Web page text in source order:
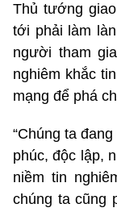
Thủ tướng
tới phải làm
người tham
nghiêm khắc
mạng để phá
“Chúng ta
phúc, độc lập,
niềm tin
chúng ta cũng